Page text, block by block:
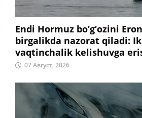
Endi Hormuz bo‘g‘ozini
birgalikda nazorat qiladi:
vaqtinchalik kelishuvga
07 Август, 2026